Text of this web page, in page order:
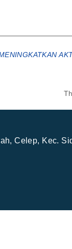
Celep, Kec.